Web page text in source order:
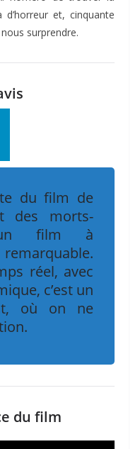
et, cinquante
surprendre.
du film de
des morts-
film à
réel, avec
c’est un
où on ne
du film